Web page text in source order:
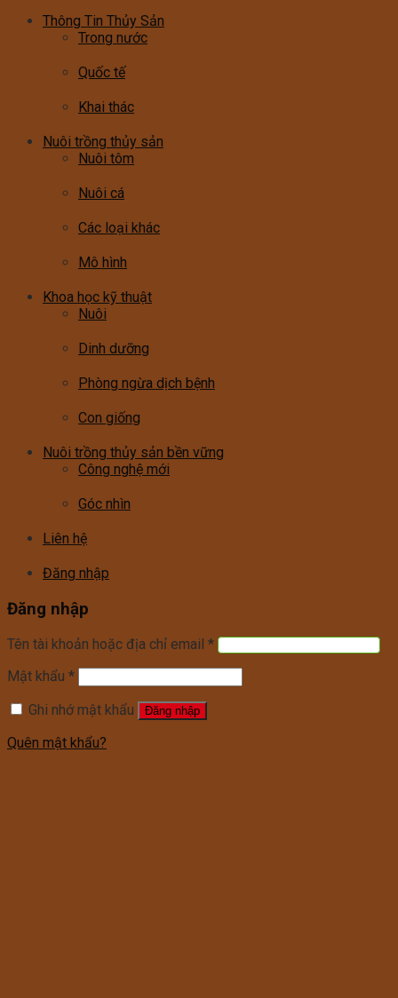
Thông Tin Thủy Sản
Trong nước
Quốc tế
Khai thác
Nuôi trồng thủy sản
Nuôi tôm
Nuôi cá
Các loại khác
Mô hình
Khoa học kỹ thuật
Nuôi
Dinh dưỡng
Phòng ngừa dịch bệnh
Con giống
Nuôi trồng thủy sản bền vững
Công nghệ mới
Góc nhìn
Liên hệ
Đăng nhập
Đăng nhập
Tên tài khoản hoặc địa chỉ email *
Mật khẩu *
Ghi nhớ mật khẩu
Đăng nhập
Quên mật khẩu?